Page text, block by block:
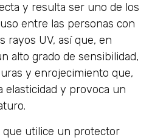
y resulta ser uno de los
entre las personas con
rayos UV, así que, en
alto grado de sensibilidad,
y enrojecimiento que,
elasticidad y provoca un
que utilice un protector